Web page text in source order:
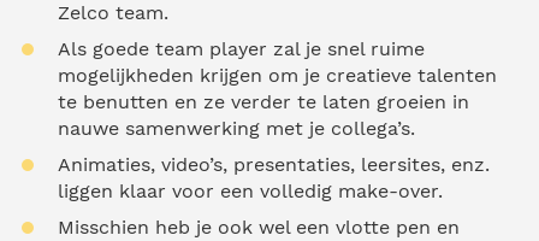
Zelco team.
Als goede team player zal je snel ruime
mogelijkheden krijgen om je creatieve talenten
te benutten en ze verder te laten groeien in
nauwe samenwerking met je collega’s.
Animaties, video’s, presentaties, leersites, enz.
liggen klaar voor een volledig make-over.
Misschien heb je ook wel een vlotte pen en